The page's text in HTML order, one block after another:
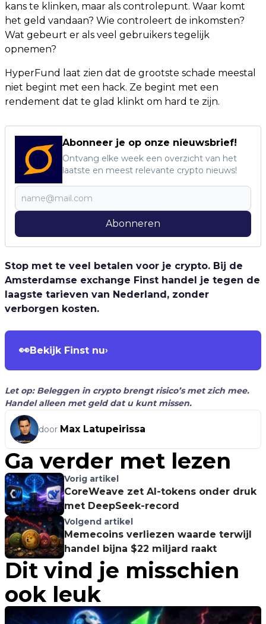
kans te klinken, maar als controlepunt. Waar komt
het geld vandaan? Wie controleert de inkomsten?
Wat gebeurt er als veel gebruikers tegelijk
opnemen?
HyperFund laat zien dat de grootste schade meestal
niet begint met een hack. Ze begint met een
rendement dat te glad klinkt om hard te zijn.
Abonneer je op onze nieuwsbrief!
Ontvang elke week een overzicht van het
laatste en meest relevante crypto nieuws!
Abonneren
Stop met te veel betalen voor je crypto. Bij de
Amsterdamse exchange Finst handel je tegen de
laagste tarieven van Nederland, zonder
verborgen kosten.
👀Bekijk Finst nu›
Let op: Beleggen in crypto brengt risico’s met zich mee.
Handel alleen met geld dat u kunt missen.
door Max Latupeirissa
Ga verder met lezen
Vorig artikel
CoreWeave zet AI-tokens onder druk
met DeepSeek-record
Volgend artikel
Memecoins verliezen waarde terwijl
handel bijna $22 miljard raakt
Dit vind je misschien
ook leuk